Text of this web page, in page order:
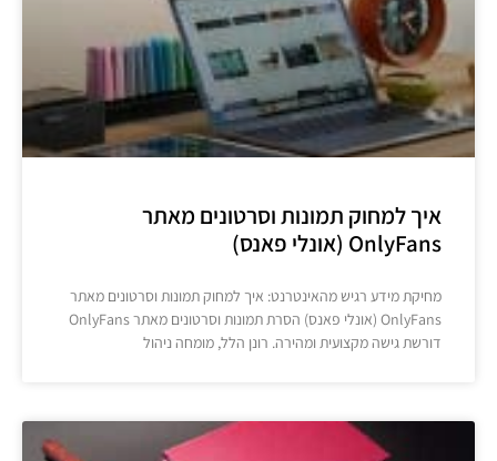
איך למחוק תמונות וסרטונים מאתר
OnlyFans (אונלי פאנס)
מחיקת מידע רגיש מהאינטרנט: איך למחוק תמונות וסרטונים מאתר
OnlyFans (אונלי פאנס) הסרת תמונות וסרטונים מאתר OnlyFans
דורשת גישה מקצועית ומהירה. רונן הלל, מומחה ניהול